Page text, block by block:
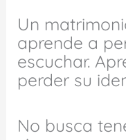
Un
aprende a
escuchar.
perder su
No busca